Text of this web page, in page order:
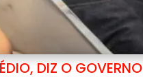
DIZ O GOVERNO